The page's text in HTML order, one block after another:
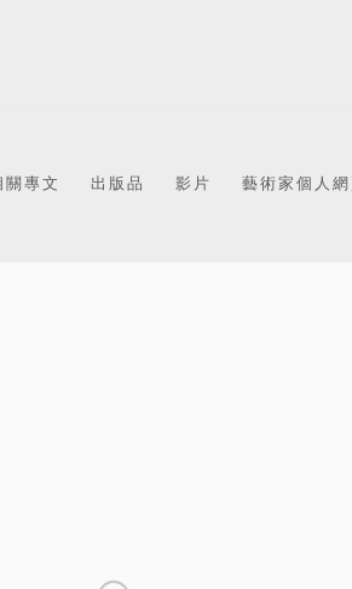
關專文 出版品 影片 藝術家個人網